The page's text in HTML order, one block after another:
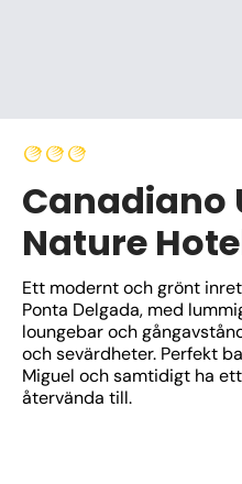
Canadiano
Nature
Ett modernt och grönt
Ponta Delgada, med
loungebar och
och sevärdheter. Perfekt
Miguel och samtidigt ha
återvända till.